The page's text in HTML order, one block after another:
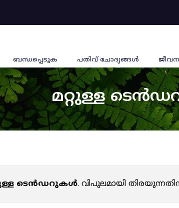
ബന്ധപ്പെടുക പതിവ് ചോദ്യങ്ങൾ
മറ്റുള്ള
ടെൻഡറുകൾ. വിപുലമായി